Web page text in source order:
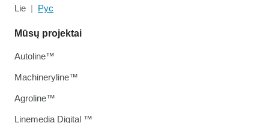
Lie Рус
Mūsų projektai
Autoline™
Machineryline™
Agroline™
Linemedia Digital ™